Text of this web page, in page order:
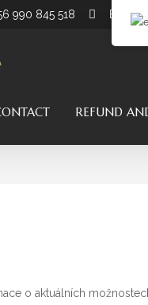
990 845 518 Email:
REFUND
o aktuálních